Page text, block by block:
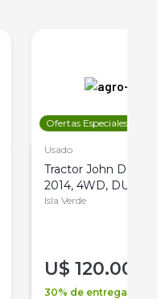
Ofertas Especiales
Usado
Tractor John Deere
2014, 4WD, DUAL
Isla Verde
U$ 120.000
30% de entrega +